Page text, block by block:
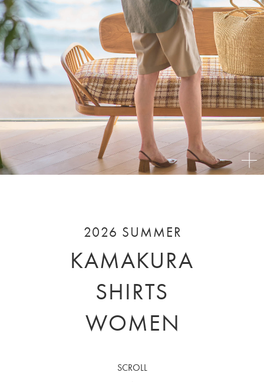
2026 SUMMER
KAMAKURA
SHIRTS
WOMEN
SCROLL